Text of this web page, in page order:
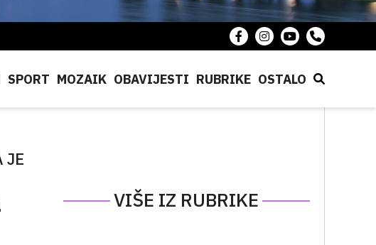
SPORT MOZAIK OBAVIJESTI RUBRIKE OSTALO
JE
VIŠE IZ RUBRIKE